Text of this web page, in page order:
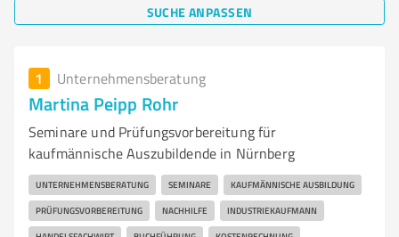
SUCHE ANPASSEN
1 Unternehmensberatung
Martina Peipp Rohr
Seminare und Prüfungsvorbereitung für
kaufmännische Auszubildende in Nürnberg
UNTERNEHMENSBERATUNG SEMINARE KAUFMÄNNISCHE AUSBILDUNG
PRÜFUNGSVORBEREITUNG NACHHILFE INDUSTRIEKAUFMANN